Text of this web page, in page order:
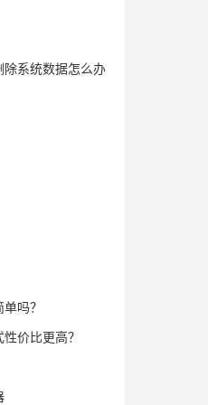
系统数据怎么办
吗？
价比更高？